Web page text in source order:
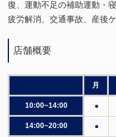
復、運動不足の補助運動・
疲労解消、交通事故、産後
店舗概要
月
10:00~14:00 ●
14:00~20:00 ●